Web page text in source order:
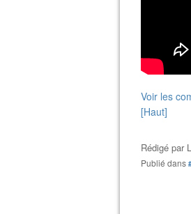
Voir les
[Haut]
Rédigé par
Publié dans